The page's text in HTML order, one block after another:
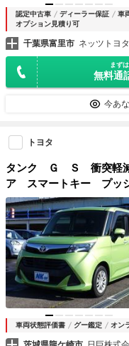
認定中古車 ディーラー保証 車
オプション見積り可
千葉県富里市 ネッツトヨ
まず
無料通
今あ
トヨタ
タンク Ｇ Ｓ 衝突軽減
ア スマートキー プッ
トロール オートライト
車両状態評価書 グー鑑定 オン